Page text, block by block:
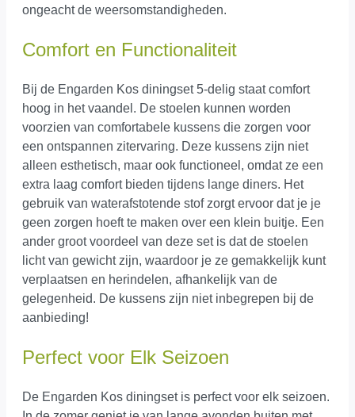
ongeacht de weersomstandigheden.
Comfort en Functionaliteit
Bij de Engarden Kos diningset 5-delig staat comfort
hoog in het vaandel. De stoelen kunnen worden
voorzien van comfortabele kussens die zorgen voor
een ontspannen zitervaring. Deze kussens zijn niet
alleen esthetisch, maar ook functioneel, omdat ze een
extra laag comfort bieden tijdens lange diners. Het
gebruik van waterafstotende stof zorgt ervoor dat je je
geen zorgen hoeft te maken over een klein buitje. Een
ander groot voordeel van deze set is dat de stoelen
licht van gewicht zijn, waardoor je ze gemakkelijk kunt
verplaatsen en herindelen, afhankelijk van de
gelegenheid. De kussens zijn niet inbegrepen bij de
aanbieding!
Perfect voor Elk Seizoen
De Engarden Kos diningset is perfect voor elk seizoen.